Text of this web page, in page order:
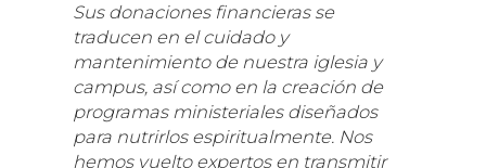
Sus donaciones financieras se
traducen en el cuidado y
mantenimiento de nuestra iglesia y
campus, así como en la creación de
programas ministeriales diseñados
para nutrirlos espiritualmente. Nos
hemos vuelto expertos en transmitir